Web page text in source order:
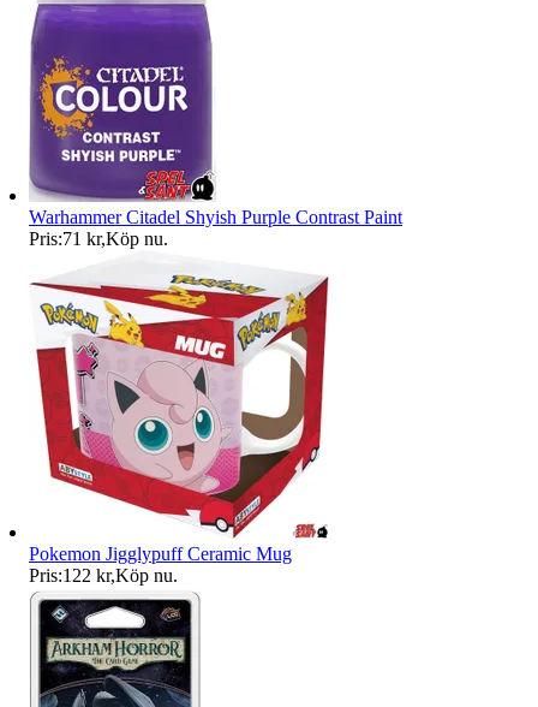
Warhammer Citadel Shyish Purple Contrast Paint
Pris:71 kr,Köp nu.
Pokemon Jigglypuff Ceramic Mug
Pris:122 kr,Köp nu.